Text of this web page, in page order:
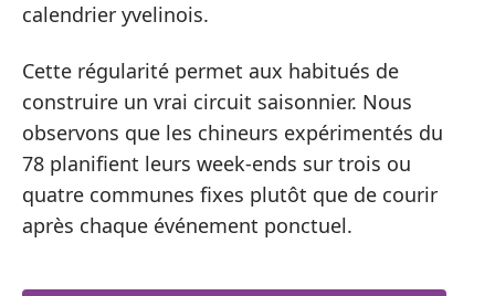
calendrier yvelinois.
Cette régularité permet aux habitués de
construire un vrai circuit saisonnier. Nous
observons que les chineurs expérimentés du
78 planifient leurs week-ends sur trois ou
quatre communes fixes plutôt que de courir
après chaque événement ponctuel.